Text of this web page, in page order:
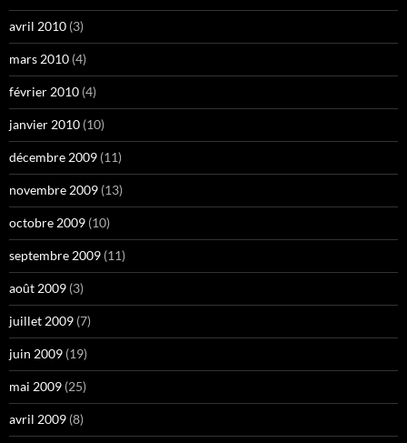
avril 2010 (3)
mars 2010 (4)
février 2010 (4)
janvier 2010 (10)
décembre 2009 (11)
novembre 2009 (13)
octobre 2009 (10)
septembre 2009 (11)
août 2009 (3)
juillet 2009 (7)
juin 2009 (19)
mai 2009 (25)
avril 2009 (8)